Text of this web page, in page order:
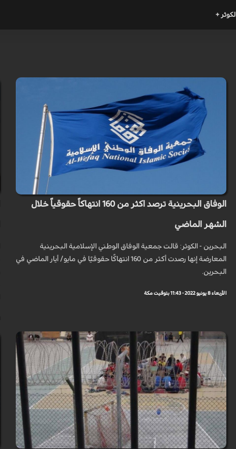
الكوثر +
الوفاق البحرينية ترصد اكثر من 160 انتهاكاً حقوقياً خلال
الشهر الماضي
البحرين - الكوثر: قالت جمعية الوفاق الوطني الإسلامية البحرينية
المعارضة إنها رصدت أكثر من 160 انتهاكًا حقوقيًا في مايو/ أيار الماضي في
البحرين.
الأربعاء 8 يونيو 2022 - 11:43 بتوقيت مكة